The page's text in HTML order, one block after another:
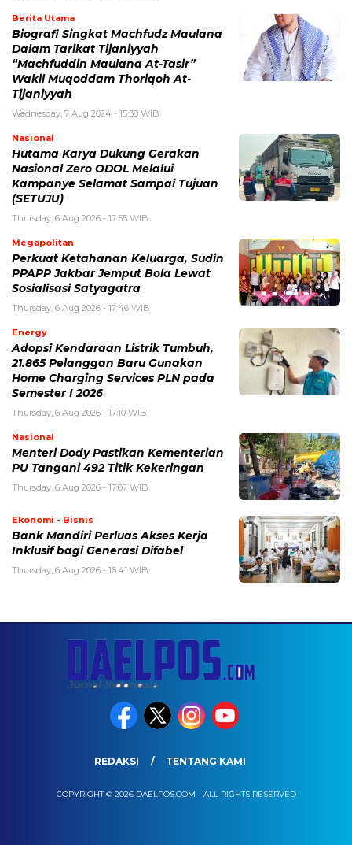
Berita Utama
Biografi Singkat Machfudz Maulana
Dalam Tarikat Tijaniyyah
“Machfuddin Maulana At-Tasir”
Wakil Muqoddam Thoriqoh At-
Tijaniyyah
Wednesday, 7 Aug 2024 - 15:38 WIB
Nasional
Hutama Karya Dukung Gerakan
Nasional Zero ODOL Melalui
Kampanye Selamat Sampai Tujuan
(SETUJU)
Thursday, 6 Aug 2026 - 17:55 WIB
Megapolitan
Perkuat Ketahanan Keluarga, Sudin
PPAPP Jakbar Jemput Bola Lewat
Sosialisasi Satyagatra
Thursday, 6 Aug 2026 - 17:46 WIB
Energy
Adopsi Kendaraan Listrik Tumbuh,
21.865 Pelanggan Baru Gunakan
Home Charging Services PLN pada
Semester I 2026
Thursday, 6 Aug 2026 - 17:10 WIB
Nasional
Menteri Dody Pastikan Kementerian
PU Tangani 492 Titik Kekeringan
Thursday, 6 Aug 2026 - 17:07 WIB
Ekonomi - Bisnis
Bank Mandiri Perluas Akses Kerja
Inklusif bagi Generasi Difabel
Thursday, 6 Aug 2026 - 16:41 WIB
REDAKSI TENTANG KAMI
COPYRIGHT © 2026 DAELPOS.COM - ALL RIGHTS RESERVED